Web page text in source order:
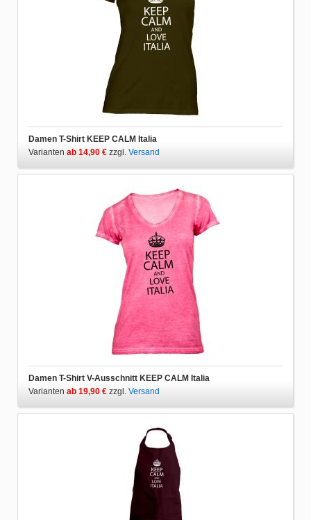
Damen T-Shirt KEEP CALM Italia
Varianten ab 14,90 € zzgl. Versand
Damen T-Shirt V-Ausschnitt KEEP CALM Italia
Varianten ab 19,90 € zzgl. Versand